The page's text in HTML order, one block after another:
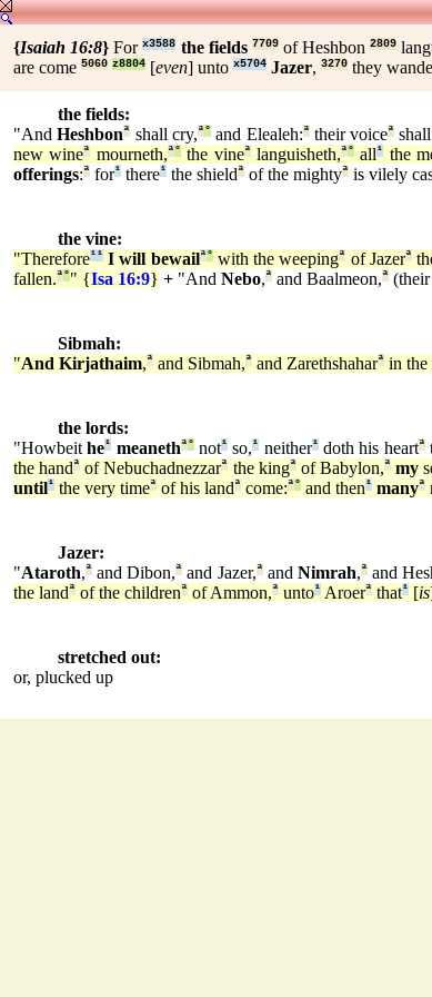
{Isaiah 16:8} Forx3588 the fields 7709of Heshbon2809
are come 5060 z8804 [even] unto x5704 Jazer, 3270 they
the fields:
"AndHeshbonª shall cry,ª°and Elealeh:ªtheir voiceª
new wineª mourneth,ª°the vineª languisheth,ª° all¹ the
offerings:ª for¹ there¹ the shieldª of the mightyª is vilely
the vine:
"Therefore¹¹ I will bewailª°with the weepingª of Jazerª
fallen.ª°" {Isa 16:9} + "And Nebo,ª and Baalmeon,ª (their
Sibmah:
"And Kirjathaim,ª and Sibmah,ª and Zarethshaharª in the
the lords:
"Howbeithe¹ meanethª°not¹so,¹ neither¹doth his heartª
the handª of Nebuchadnezzarª the kingª of Babylon,ª my
until¹ the very timeª of his landª come:ª° and then¹ manyª
Jazer:
"Ataroth,ª and Dibon,ª and Jazer,ªand Nimrah,ªand
the landª of the childrenª of Ammon,ª unto¹ Aroerª that¹ [is
stretched out:
or, plucked up